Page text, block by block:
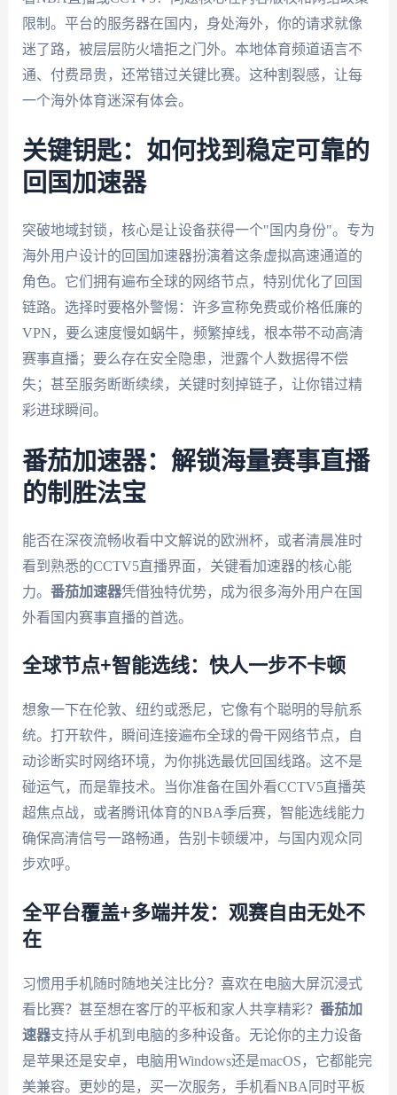
限制。平台的服务器在国内，身处海外，你的请求就像
迷了路，被层层防火墙拒之门外。本地体育频道语言不
通、付费昂贵，还常错过关键比赛。这种割裂感，让每
一个海外体育迷深有体会。
关键钥匙：如何找到稳定可靠的
回国加速器
突破地域封锁，核心是让设备获得一个"国内身份"。专为
海外用户设计的回国加速器扮演着这条虚拟高速通道的
角色。它们拥有遍布全球的网络节点，特别优化了回国
链路。选择时要格外警惕：许多宣称免费或价格低廉的
VPN，要么速度慢如蜗牛，频繁掉线，根本带不动高清
赛事直播；要么存在安全隐患，泄露个人数据得不偿
失；甚至服务断断续续，关键时刻掉链子，让你错过精
彩进球瞬间。
番茄加速器：解锁海量赛事直播
的制胜法宝
能否在深夜流畅收看中文解说的欧洲杯，或者清晨准时
看到熟悉的CCTV5直播界面，关键看加速器的核心能
力。 番茄加速器凭借独特优势，成为很多海外用户在国
外看国内赛事直播的首选。
全球节点+智能选线：快人一步不卡顿
想象一下在伦敦、纽约或悉尼，它像有个聪明的导航系
统。打开软件，瞬间连接遍布全球的骨干网络节点，自
动诊断实时网络环境，为你挑选最优回国线路。这不是
碰运气，而是靠技术。当你准备在国外看CCTV5直播英
超焦点战，或者腾讯体育的NBA季后赛，智能选线能力
确保高清信号一路畅通，告别卡顿缓冲，与国内观众同
步欢呼。
全平台覆盖+多端并发：观赛自由无处不
在
习惯用手机随时随地关注比分？喜欢在电脑大屏沉浸式
看比赛？甚至想在客厅的平板和家人共享精彩？ 番茄加
速器支持从手机到电脑的多种设备。无论你的主力设备
是苹果还是安卓，电脑用Windows还是macOS，它都能完
美兼容。更妙的是，买一次服务，手机看NBA同时平板